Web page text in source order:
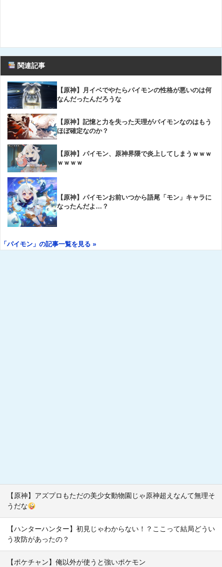
関連記事
【原神】月イベでやたらパイモンの性格が悪いのは何
なんだったんだろうな
【原神】記憶と力を失った天理がパイモンなのはもう
ほぼ確定なのか？
【原神】パイモン、原神界隈で炎上してしまうｗｗｗ
ｗｗｗｗ
【原神】パイモンお前いつから語尾「モン」キャラに
なったんだよ…？
「パイモン」の記事一覧を見る »
【原神】アズプロもただの美少女動物園じゃ原神超えなんて無理そ
うだな
【ハンターハンター】初見じゃわからない！？ここって結局どうい
う攻防があったの？
【ポケチャン】俺以外が使うと強いポケモン